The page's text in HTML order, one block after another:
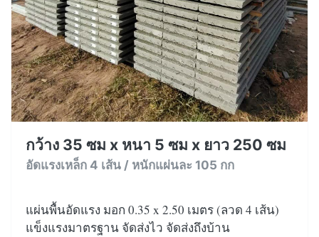
กว้าง 35 ซม x หนา 5 ซม x ยาว 250 ซม
อัดแรงเหล็ก 4 เส้น / หนักแผ่นละ 105 กก
แผ่นพื้นอัดแรง มอก 0.35 x 2.50 เมตร (ลวด 4 เส้น)
แข็งแรงมาตรฐาน จัดส่งไว จัดส่งถึงบ้าน